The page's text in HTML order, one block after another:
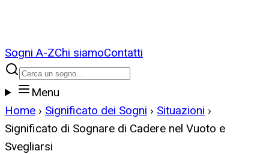
Sogni A-ZChi siamoContatti
Menu
Home › Significato dei Sogni › Situazioni ›
Significato di Sognare di Cadere nel Vuoto e
Svegliarsi